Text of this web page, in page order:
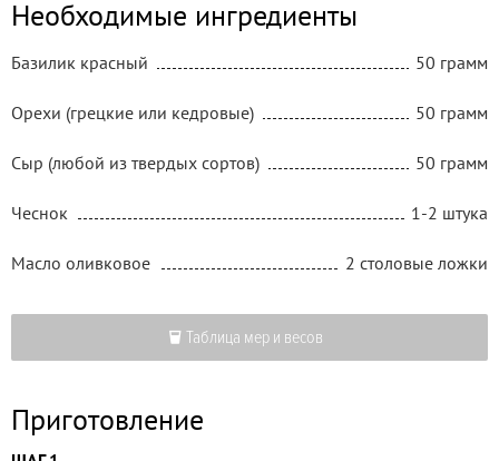
Необходимые ингредиенты
Базилик красный 50 грамм
Орехи (грецкие или кедровые) 50 грамм
Сыр (любой из твердых сортов) 50 грамм
Чеснок 1-2 штука
Масло оливковое 2 столовые ложки
Таблица мер и весов
Приготовление